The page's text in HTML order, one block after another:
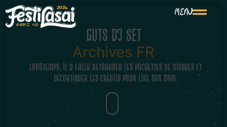
MENU
GUTS DJ SET
Archives FR
Longtemps, il a fallu retourner les pochettes de disques et
décortiquer les crédits pour lire son nom.